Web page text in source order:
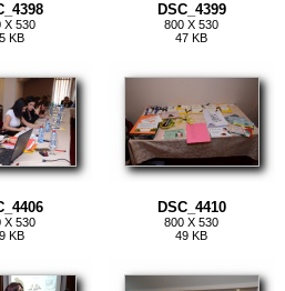
X 530
KB
DSC_4399
800 X 530
47 KB
X 530
KB
DSC_4410
800 X 530
49 KB